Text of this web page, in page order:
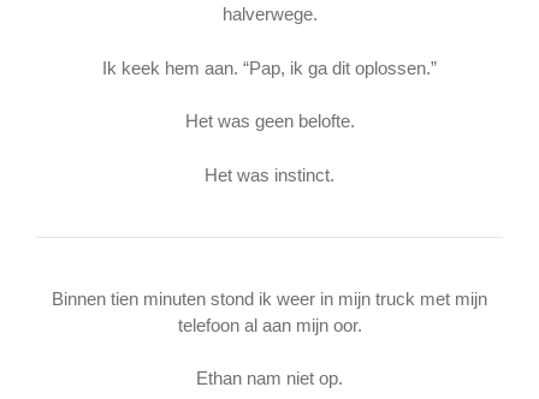
halverwege.
Ik keek hem aan. “Pap, ik ga dit oplossen.”
Het was geen belofte.
Het was instinct.
Binnen tien minuten stond ik weer in mijn truck met mijn
telefoon al aan mijn oor.
Ethan nam niet op.